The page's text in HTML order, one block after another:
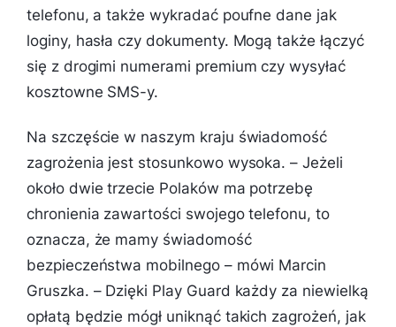
telefonu, a także wykradać poufne dane jak
loginy, hasła czy dokumenty. Mogą także łączyć
się z drogimi numerami premium czy wysyłać
kosztowne SMS-y.
Na szczęście w naszym kraju świadomość
zagrożenia jest stosunkowo wysoka. – Jeżeli
około dwie trzecie Polaków ma potrzebę
chronienia zawartości swojego telefonu, to
oznacza, że mamy świadomość
bezpieczeństwa mobilnego– mówi Marcin
Gruszka. – Dzięki Play Guard każdy za niewielką
opłatą będzie mógł uniknąć takich zagrożeń, jak